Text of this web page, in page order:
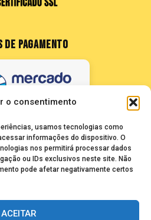
o consentimento
usamos tecnologias como
informações do dispositivo. O
nos permitirá processar dados
ou IDs exclusivos neste site. Não
pode afetar negativamente certos
ACEITAR
DE PAGAMENTO
CONOSCO